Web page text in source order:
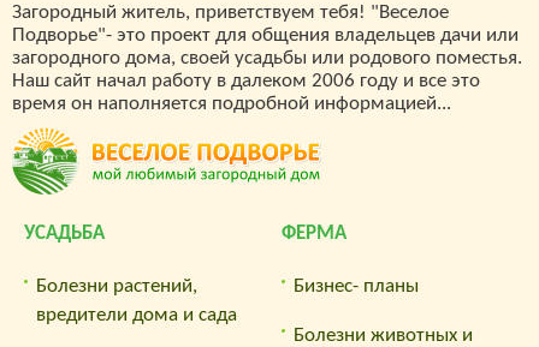
Загородный житель, приветствуем тебя! "Веселое
Подворье"- это проект для общения владельцев дачи или
загородного дома, своей усадьбы или родового поместья.
Наш сайт начал работу в далеком 2006 году и все это
время он наполняется подробной информацией...
УСАДЬБА
Болезни растений,
вредители дома и сада
ФЕРМА
Бизнес- планы
Болезни животных и